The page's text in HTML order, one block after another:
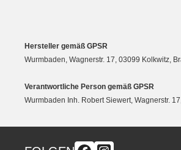
Hersteller gemäß GPSR
Wurmbaden, Wagnerstr. 17, 03099 Kolkwitz,
Verantwortliche Person gemäß GPSR
Wurmbaden Inh. Robert Siewert, Wagnerstr.